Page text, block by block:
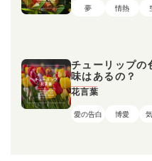
夢 情熱
チューリップの
味はあるの？
花言葉
愛の告白 博愛